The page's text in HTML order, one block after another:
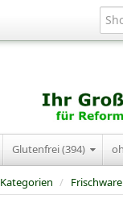
Glutenfrei (394)
Kategorien / Frischware